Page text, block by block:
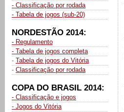
- Classificação por rodada
- Tabela de jogos (sub-20)
NORDESTÃO 2014:
- Regulamento
- Tabela de jogos completa
- Tabela de jogos do Vitória
- Classificação por rodada
COPA DO BRASIL 2014:
- Classificação e jogos
- Jogos do Vitória